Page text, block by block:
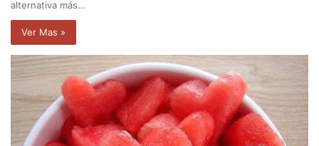
alternativa más…
Ver Mas »